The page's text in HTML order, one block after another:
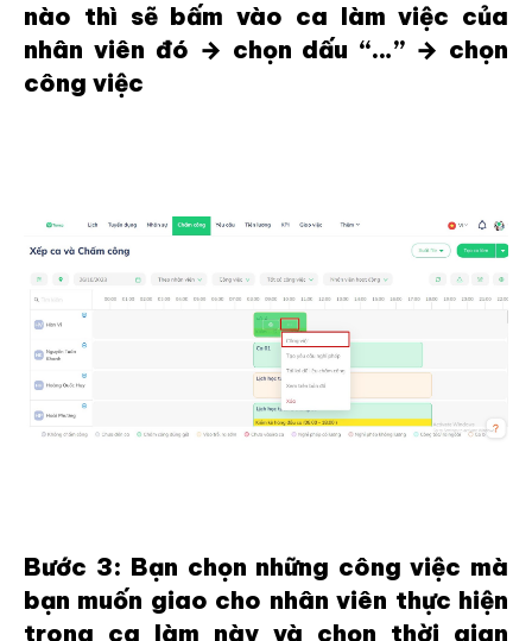
nào thì sẽ bấm vào ca làm việc của
nhân viên đó → chọn dấu “…” → chọn
công việc
Bước 3: Bạn chọn những công việc mà
bạn muốn giao cho nhân viên thực hiện
trong ca làm này và chọn thời gian